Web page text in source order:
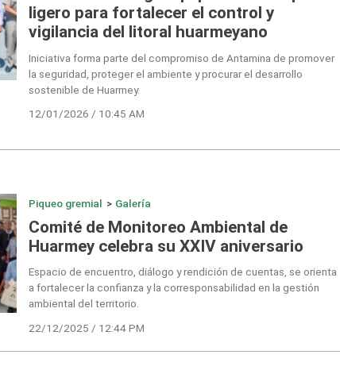
ligero para fortalecer el control y
vigilancia del litoral huarmeyano
Iniciativa forma parte del compromiso de Antamina de promover
la seguridad, proteger el ambiente y procurar el desarrollo
sostenible de Huarmey.
12/01/2026 / 10:45 AM
Piqueo gremial > Galería
Comité de Monitoreo Ambiental de
Huarmey celebra su XXIV aniversario
Espacio de encuentro, diálogo y rendición de cuentas, se orienta
a fortalecer la confianza y la corresponsabilidad en la gestión
ambiental del territorio.
22/12/2025 / 12:44 PM